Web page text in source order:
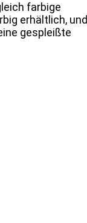
farbige
erhältlich, und
gespleißte